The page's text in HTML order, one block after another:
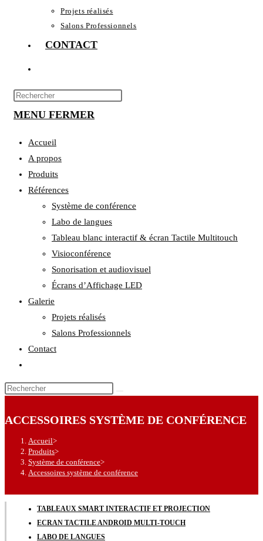
Projets réalisés
Salons Professionnels
CONTACT
WEBSITE
SEARCH
MENU FERMER
Accueil
A propos
Produits
Références
Système de conférence
Labo de langues
Tableau blanc interactif & écran Tactile Multitouch
Visioconférence
Sonorisation et audiovisuel
Écrans d’Affichage LED
Galerie
Projets réalisés
Salons Professionnels
Contact
search
Rechercher
ce
ACCESSOIRES SYSTÈME DE CONFÉRENCE
Accueil>
Produits>
Système de conférence>
Accessoires système de conférence
TABLEAUX SMART INTERACTIF ET PROJECTION
ECRAN TACTILE ANDROID MULTI-TOUCH
LABO DE LANGUES